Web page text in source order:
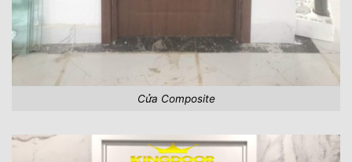
Cửa Composite